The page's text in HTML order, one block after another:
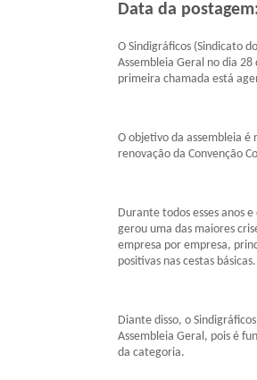
Data da
O Sindigráficos (Sindicato
Assembleia Geral no dia
primeira chamada está
O objetivo da assembleia é
renovação da Convenção
Durante todos esses anos
gerou uma das maiores
empresa por empresa,
positivas nas cestas básicas.
Diante disso, o
Assembleia Geral, pois é
da categoria.